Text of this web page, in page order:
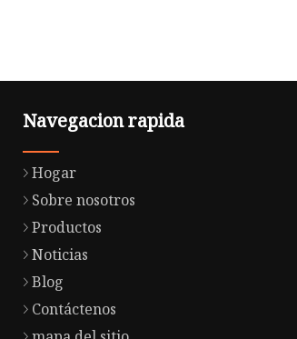
Navegacion rapida
Hogar
Sobre nosotros
Productos
Noticias
Blog
Contáctenos